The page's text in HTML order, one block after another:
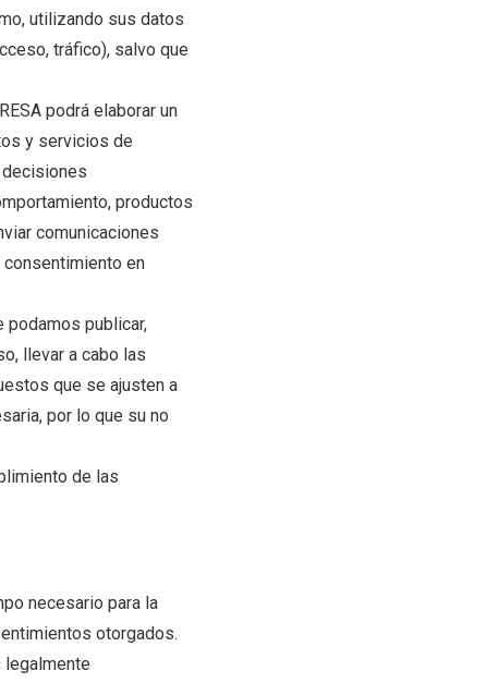
utilizando sus datos
tráfico), salvo que
podrá elaborar un
y servicios de
decisiones
productos
comunicaciones
en
podamos publicar,
llevar a cabo las
que se ajusten a
por lo que su no
de las
necesario para la
otorgados.
legalmente